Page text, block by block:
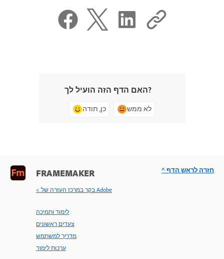
האם הדף הזה הועיל לך?
כן, תודה לא ממש
FRAMEMAKER
< בקר במרכז העזרה של Adobe
לימוד ותמיכה
צעדים ראשונים
מדריך למשתמש
ערכות לימוד
^ חזרה לראש הדף